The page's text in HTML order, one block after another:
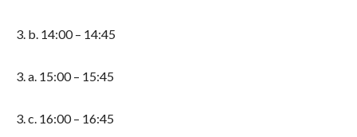
3. b. 14:00 – 14:45
3. a. 15:00 – 15:45
3. c. 16:00 – 16:45